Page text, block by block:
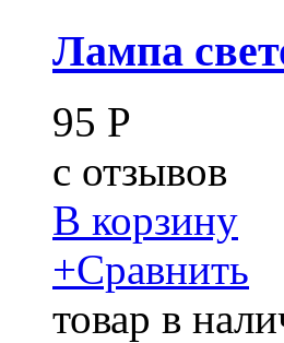
Лампа
95 Р
c отзывов
В корзину
+Сравнить
товар в